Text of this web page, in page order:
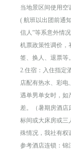
当地景区间使用空
( 航班以出团前通
信人”等系意外情
机票政策性调价，
签、换人、退票等。
2.住宿：入住指定
店配有热水、彩电
遇单男单女时，如
差。（暑期房酒店
标间或大床房或三
殊情况，我社有权
参考酒店连锁：锦